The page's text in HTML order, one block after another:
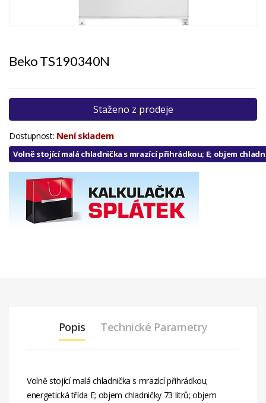
Beko TS190340N
Staženo z prodeje
Dostupnost: Není skladem
Volně stojící malá chladnička s mrazící přihrádkou; E; objem
Popis Technické Parametry
Volně stojící malá chladnička s mrazící přihrádkou;
energetická třída E; objem chladničky 73 litrů; objem